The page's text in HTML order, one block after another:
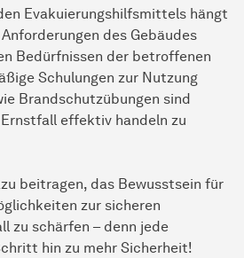
Evakuierungshilfsmittels hängt
des Gebäudes
Bedürfnissen der betroffenen
Schulungen zur Nutzung
Brandschutzübungen sind
effektiv handeln zu
beitragen, das Bewusstsein für
zur sicheren
zu schärfen – denn jede
hin zu mehr Sicherheit!